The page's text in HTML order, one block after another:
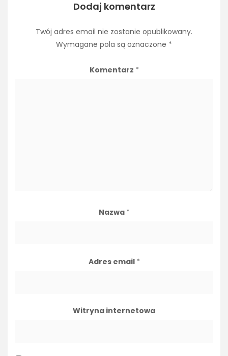
Dodaj komentarz
Twój adres email nie zostanie opublikowany.
Wymagane pola są oznaczone *
Komentarz *
Nazwa *
Adres email *
Witryna internetowa